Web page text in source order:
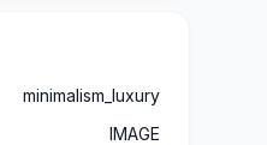
minimalism_luxury
IMAGE